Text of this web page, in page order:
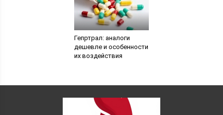
Гепртрал: аналоги
дешевле и особенности
их воздействия